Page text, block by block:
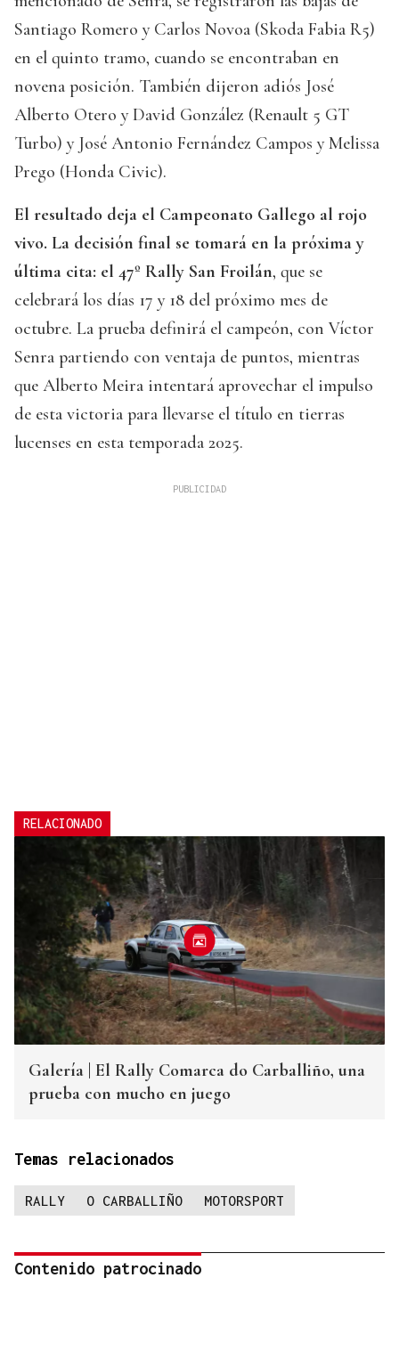
Santiago Romero y Carlos Novoa (Skoda Fabia R5)
en el quinto tramo, cuando se encontraban en
novena posición. También dijeron adiós José
Alberto Otero y David González (Renault 5 GT
Turbo) y José Antonio Fernández Campos y Melissa
Prego (Honda Civic).
El resultado deja el Campeonato Gallego al rojo
vivo. La decisión final se tomará en la próxima y
última cita: el 47º Rally San Froilán, que se
celebrará los días 17 y 18 del próximo mes de
octubre. La prueba definirá el campeón, con Víctor
Senra partiendo con ventaja de puntos, mientras
que Alberto Meira intentará aprovechar el impulso
de esta victoria para llevarse el título en tierras
lucenses en esta temporada 2025.
RELACIONADO
Galería | El Rally Comarca do Carballiño, una
prueba con mucho en juego
Temas relacionados
RALLY O CARBALLIÑO MOTORSPORT
Contenido patrocinado